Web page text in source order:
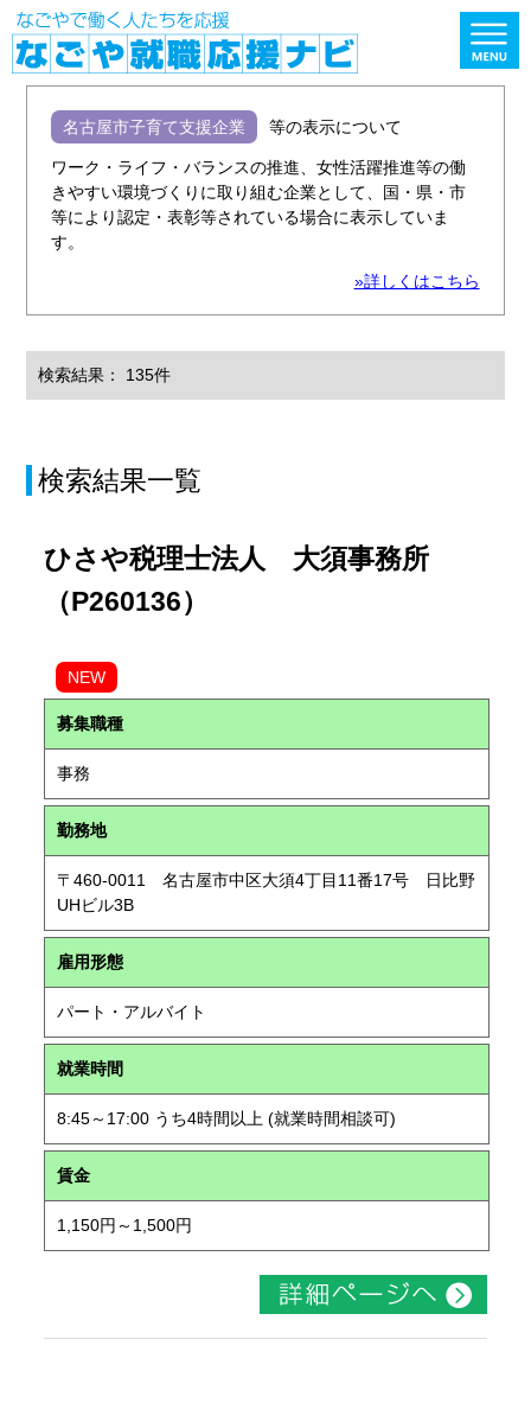
名古屋市子育て支援企業 等の表示について
ワーク・ライフ・バランスの推進、女性活躍推進等の働
きやすい環境づくりに取り組む企業として、国・県・市
等により認定・表彰等されている場合に表示していま
す。
»詳しくはこちら
検索結果： 135件
検索結果一覧
ひさや税理士法人 大須事務所
（P260136）
NEW
募集職種
事務
勤務地
〒460-0011 名古屋市中区大須4丁目11番17号 日比野
UHビル3B
雇用形態
パート・アルバイト
就業時間
8:45～17:00 うち4時間以上 (就業時間相談可)
賃金
1,150円～1,500円